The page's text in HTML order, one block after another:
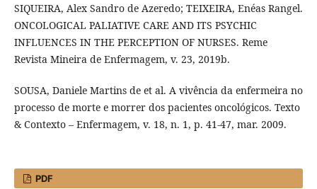
SIQUEIRA, Alex Sandro de Azeredo; TEIXEIRA, Enéas Rangel.
ONCOLOGICAL PALIATIVE CARE AND ITS PSYCHIC
INFLUENCES IN THE PERCEPTION OF NURSES. Reme
Revista Mineira de Enfermagem, v. 23, 2019b.
SOUSA, Daniele Martins de et al. A vivência da enfermeira no
processo de morte e morrer dos pacientes oncológicos. Texto
& Contexto – Enfermagem, v. 18, n. 1, p. 41-47, mar. 2009.
PDF